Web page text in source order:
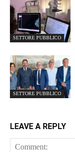
SETTORE PUBBLICO
SETTORE PUBBLICO
LEAVE A REPLY